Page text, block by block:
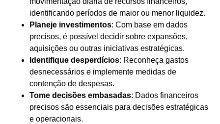
identificando períodos de maior ou menor liquidez.
Planeje investimentos: Com base em dados
precisos, é possível decidir sobre expansões,
aquisições ou outras iniciativas estratégicas.
Identifique desperdícios: Reconheça gastos
desnecessários e implemente medidas de
contenção de despesas.
Tome decisões embasadas: Dados financeiros
precisos são essenciais para decisões estratégicas
e operacionais.